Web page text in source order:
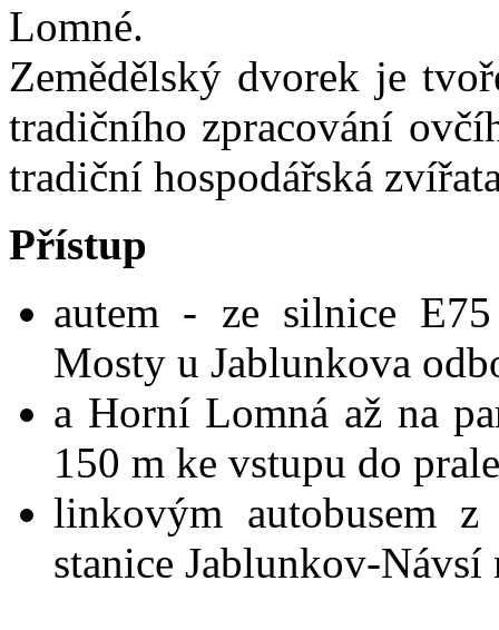
Lomné.
Zemědělský dvorek je
tradičního zpracování
tradiční hospodářská
Přístup
autem - ze silnice E75
Mosty u Jablunkova
a Horní Lomná až na
150 m ke vstupu do
linkovým autobusem
stanice Jablunkov-